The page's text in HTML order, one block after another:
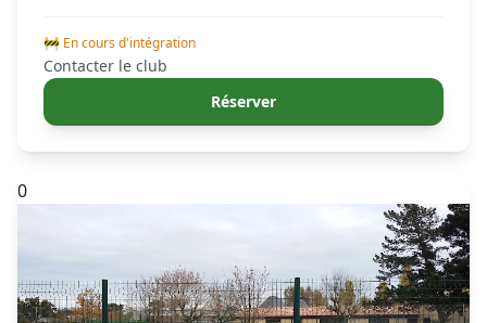
🚧 En cours d'intégration
Contacter le club
Réserver
0